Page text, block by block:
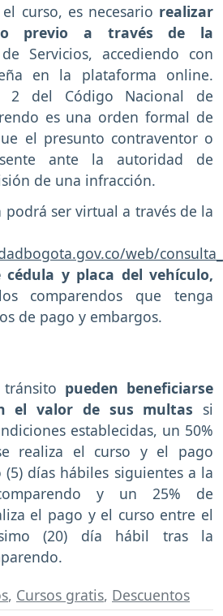
curso, es necesario realizar
previo a través de la
de Servicios, accediendo con
en la plataforma online.
2 del Código Nacional de
es una orden formal de
el presunto contraventor o
ante la autoridad de
de una infracción.
podrá ser virtual a través de la
web/
y placa del vehículo,
comparendos que tenga
de pago y embargos.
pueden beneficiarse
el valor de sus multas si
establecidas, un 50%
realiza el curso y el pago
días hábiles siguientes a la
y un 25% de
el pago y el curso entre el
(20) día hábil tras la
, Cursos gratis, Descuentos